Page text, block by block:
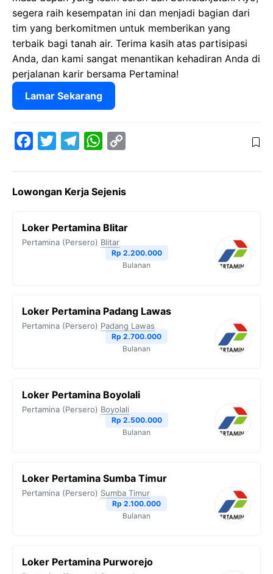
segera raih kesempatan ini dan menjadi bagian dari
tim yang berkomitmen untuk memberikan yang
terbaik bagi tanah air. Terima kasih atas partisipasi
Anda, dan kami sangat menantikan kehadiran Anda di
perjalanan karir bersama Pertamina!
Lamar Sekarang
e
o
t
e
e
r
W
t
A
p
y
i
n
k
Lowongan Kerja Sejenis
Loker Pertamina Blitar
Pertamina (Persero) Blitar
Rp 2.200.000
Bulanan
Loker Pertamina Padang Lawas
Pertamina (Persero) Padang Lawas
Rp 2.700.000
Bulanan
Loker Pertamina Boyolali
Pertamina (Persero) Boyolali
Rp 2.500.000
Bulanan
Loker Pertamina Sumba Timur
Pertamina (Persero) Sumba Timur
Rp 2.100.000
Bulanan
Loker Pertamina Purworejo